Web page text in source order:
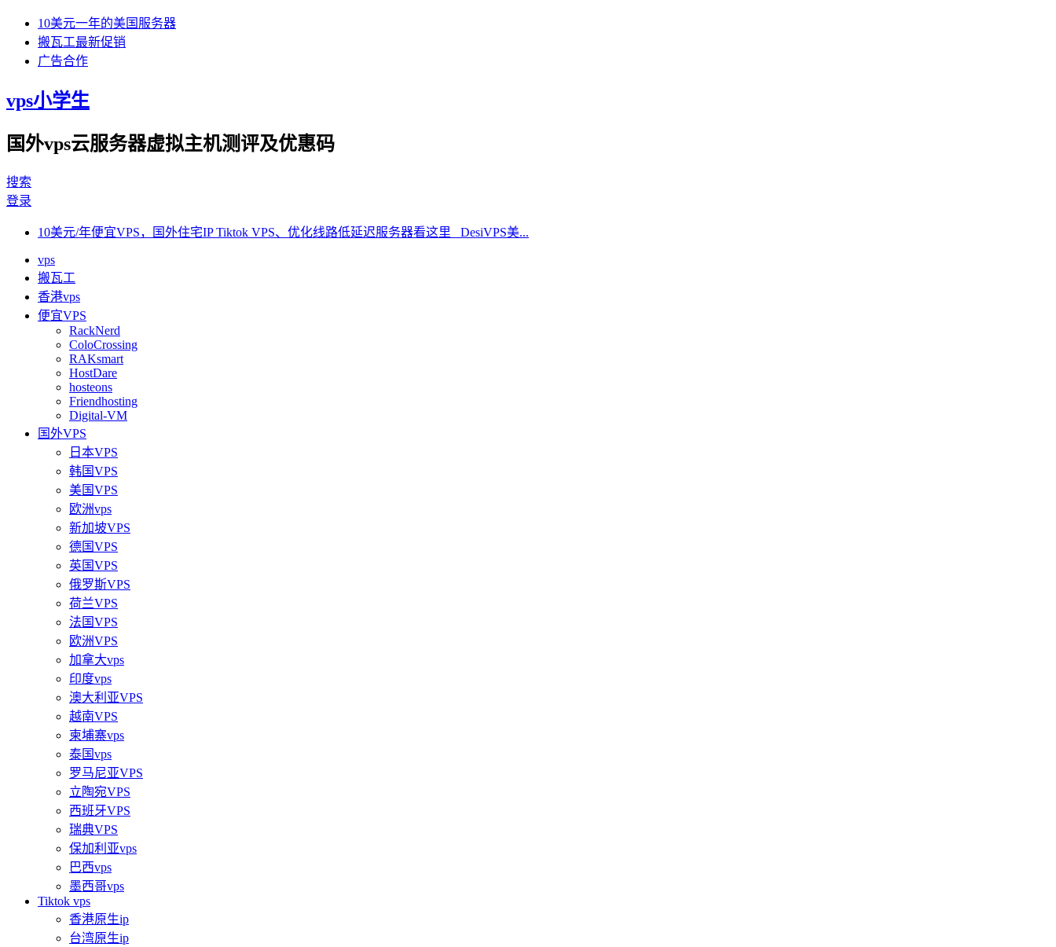
10美元一年的美国服务器
搬瓦工最新促销
广告合作
vps小学生
国外vps云服务器虚拟主机测评及优惠码
搜索
登录
10美元/年便宜VPS，国外住宅IP Tiktok VPS、优化线路低延迟服务器看这里 DesiVPS美...
vps
搬瓦工
香港vps
便宜VPS
RackNerd
ColoCrossing
RAKsmart
HostDare
hosteons
Friendhosting
Digital-VM
国外VPS
日本VPS
韩国VPS
美国VPS
欧洲vps
新加坡VPS
德国VPS
英国VPS
俄罗斯VPS
荷兰VPS
法国VPS
欧洲VPS
加拿大vps
印度vps
澳大利亚VPS
越南VPS
柬埔寨vps
泰国vps
罗马尼亚VPS
立陶宛VPS
西班牙VPS
瑞典VPS
保加利亚vps
巴西vps
墨西哥vps
Tiktok vps
香港原生ip
台湾原生ip